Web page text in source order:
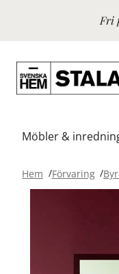
Fri
Möbler &
Hem Förvaring